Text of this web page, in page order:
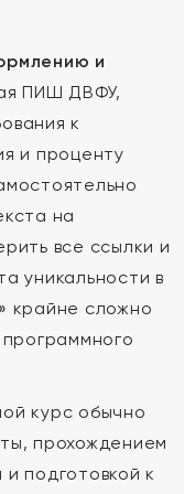
и
ПИШ ДВФУ,
к
и проценту
на
все ссылки и
уникальности в
крайне сложно
курс обычно
прохождением
подготовкой к